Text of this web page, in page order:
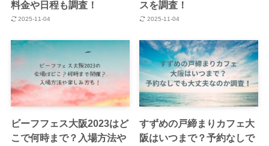
料金や日程も調査！
2025-11-04
スを調査！
2025-11-04
ビーフフェス大阪2023はど
こで何時まで？入場方法や
すずめの戸締まりカフェ大
阪はいつまで？予約なしで